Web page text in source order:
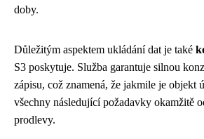
doby.
Důležitým aspektem ukládání dat je také
S3 poskytuje. Služba garantuje silnou
zápisu, což znamená, že jakmile je objekt
všechny následující požadavky okamžitě
prodlevy.